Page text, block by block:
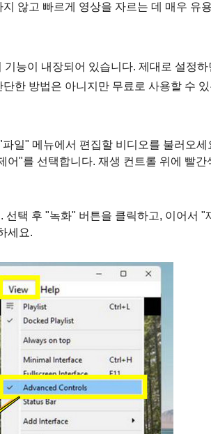
않고 빠르게 영상을 자르는 데 매우 유
능이 내장되어 있습니다. 제대로 설정하
한 방법은 아니지만 무료로 사용할 수 있
일" 메뉴에서 편집할 비디오를 불러오세
어"를 선택합니다. 재생 컨트롤 위에 빨간
택 후 "녹화" 버튼을 클릭하고, 이어서 "
세요.